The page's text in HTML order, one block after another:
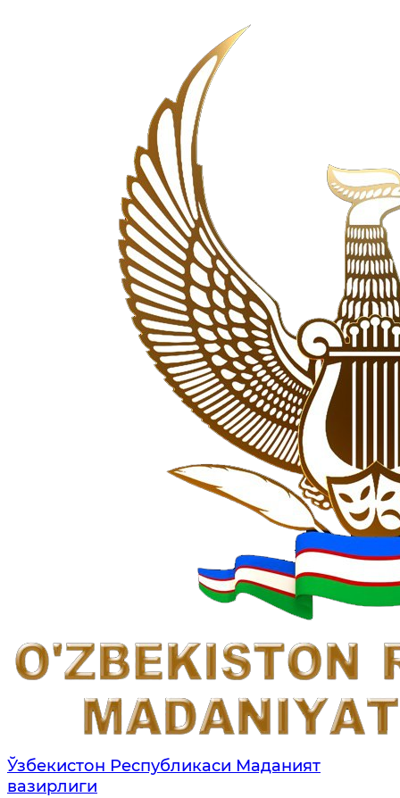
Ўзбекистон Республикаси Маданият
вазирлиги